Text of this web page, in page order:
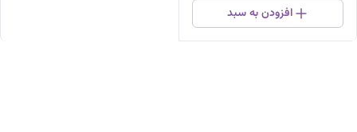
افزودن به سبد